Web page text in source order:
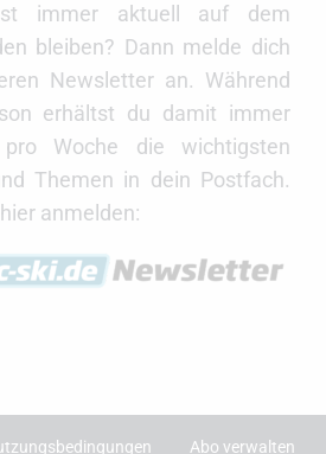
immer aktuell auf dem
bleiben? Dann melde dich
Newsletter an. Während
erhältst du damit immer
Woche die wichtigsten
Themen in dein Postfach.
anmelden:
Abo verwalten